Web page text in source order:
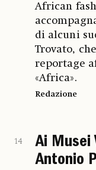
African
di alcuni
Trovato,
reportage
«Africa».
Redazione
14
Ai Musei
Antonio